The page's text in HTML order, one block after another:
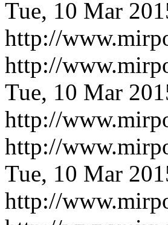
Tue, 10 Mar
http://
http://
Tue, 10 Mar
http://
http://
Tue, 10 Mar
http://